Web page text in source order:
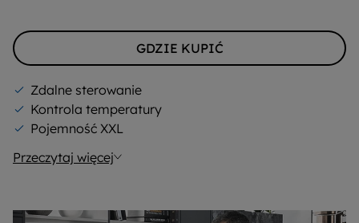
GDZIE KUPIĆ
Zdalne sterowanie
Kontrola temperatury
Pojemność XXL
Przeczytaj więcej